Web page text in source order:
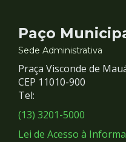
Contato
e
Redes
Sociais
Paço
Sede Administrativa
Praça Visconde de
CEP 11010-900
Tel:
(13) 3201-5000
Lei de Acesso à